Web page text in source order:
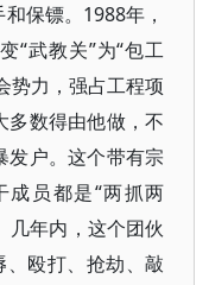
保镖。1988年，
“武教关”为“包工
势力，强占工程项
多数得由他做，不
发户。这个带有宗
成员都是“两抓两
几年内，这个团伙
殴打、抢劫、敲